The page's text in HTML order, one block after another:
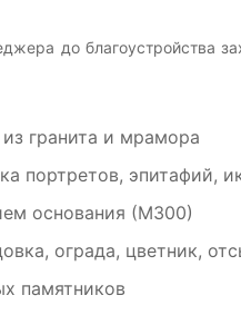
до благоустройства
гранита и мрамора
портретов, эпитафий,
основания (М300)
ограда, цветник,
памятников